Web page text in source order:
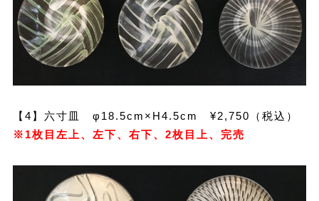
【4】六寸皿 φ18.5cm×H4.5cm ¥2,750（税込）
※1枚目左上、左下、右下、2枚目上、完売